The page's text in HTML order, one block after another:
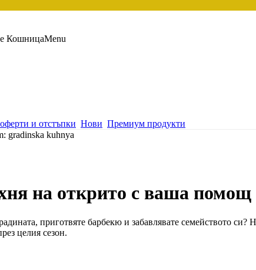
КошницаMenu
и отстъпки Нови Премиум продукти
gradinska kuhnya
на открито с ваша помощ
приготвяте барбекю и забавлявате семейството
целия сезон.